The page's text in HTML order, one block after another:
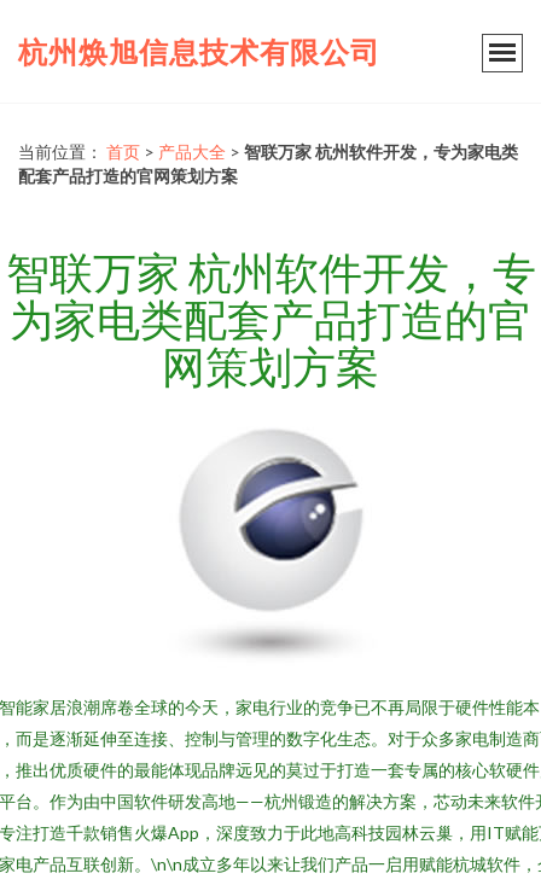
杭州焕旭信息技术有限公司
当前位置： 首页 > 产品大全 > 智联万家 杭州软件开发，专为家电类
配套产品打造的官网策划方案
智联万家 杭州软件开发，专
为家电类配套产品打造的官
网策划方案
能家居浪潮席卷全球的今天，家电行业的竞争已不再局限于硬件性能本
而是逐渐延伸至连接、控制与管理的数字化生态。对于众多家电制造
推出优质硬件的最能体现品牌远见的莫过于打造一套专属的核心软硬
台。作为由中国软件研发高地——杭州锻造的解决方案，芯动未来软件
注打造千款销售火爆App，深度致力于此地高科技园林云巢，用IT赋
电产品互联创新。\n\n成立多年以来让我们产品一启用赋能杭城软件，